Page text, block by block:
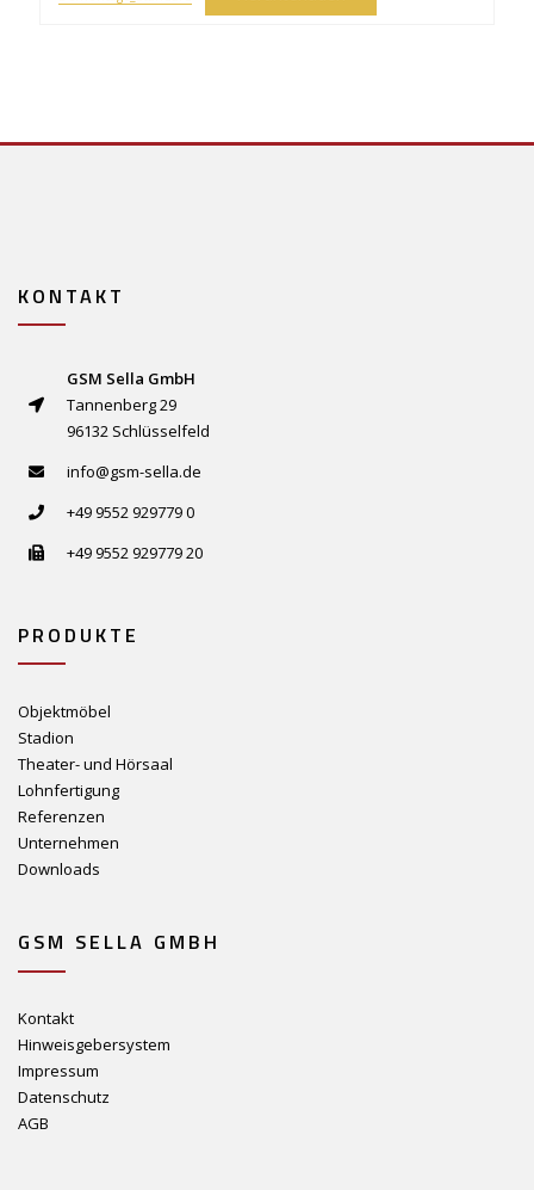
KONTAKT
GSM Sella GmbH
Tannenberg 29
96132 Schlüsselfeld
info@gsm-sella.de
+49 9552 929779 0
+49 9552 929779 20
PRODUKTE
Objektmöbel
Stadion
Theater- und Hörsaal
Lohnfertigung
Referenzen
Unternehmen
Downloads
GSM SELLA GMBH
Kontakt
Hinweisgebersystem
Impressum
Datenschutz
AGB